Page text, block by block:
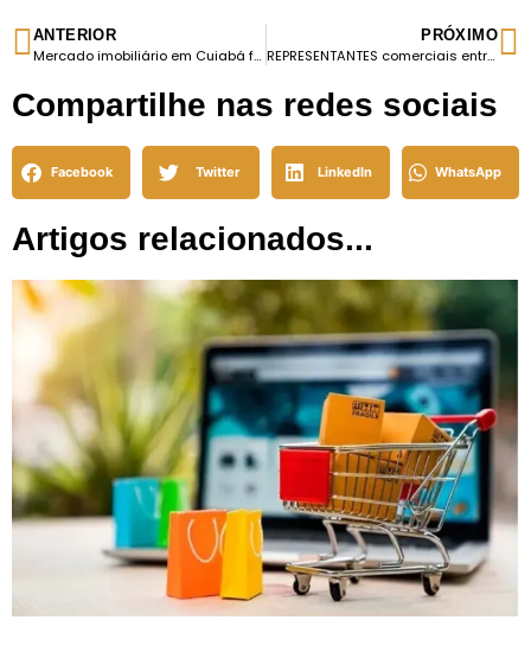
ANTERIOR
Mercado imobiliário em Cuiabá fatura R$ 1,1 bi no primeiro trimestre de 2022
PRÓXIMO
REPRESENTANTES comerciais entram com ação na Justiça e conseguem a suspensão da eleição do CORE-MT
Compartilhe nas redes sociais
Facebook Twitter LinkedIn WhatsApp
Artigos relacionados...